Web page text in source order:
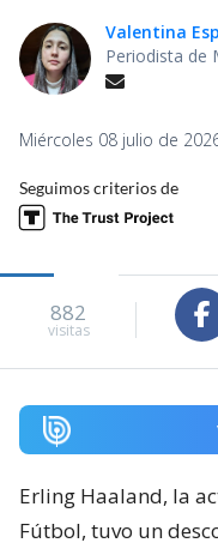
Valentina
Periodista de
Miércoles 08 julio de
Seguimos criterios de
882
visitas
Erling Haaland, la
Fútbol, tuvo un